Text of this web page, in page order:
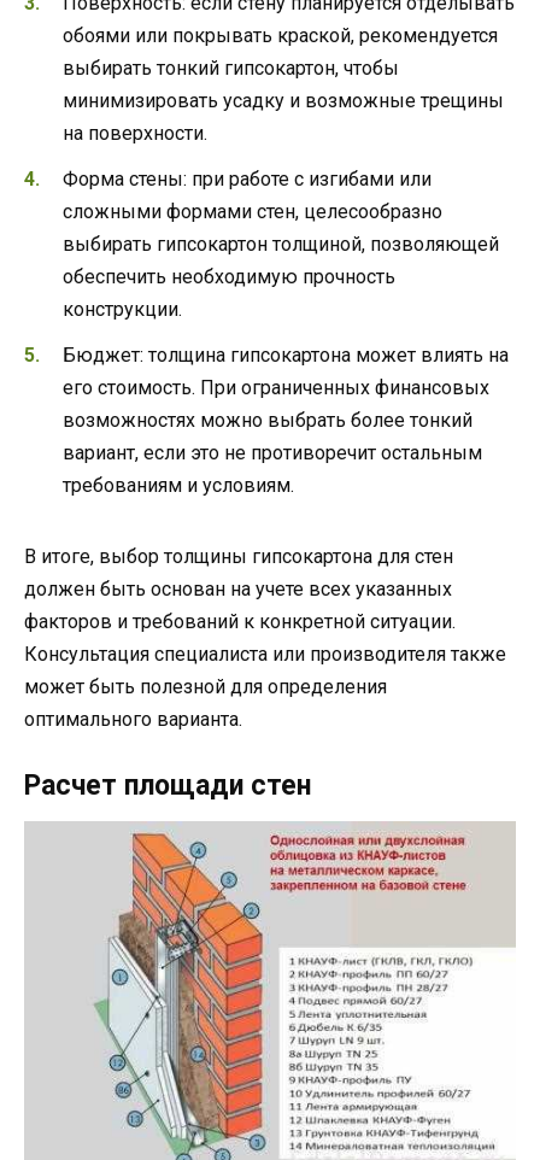
обоями или покрывать краской, рекомендуется
выбирать тонкий гипсокартон, чтобы
минимизировать усадку и возможные трещины
на поверхности.
Форма стены: при работе с изгибами или
сложными формами стен, целесообразно
выбирать гипсокартон толщиной, позволяющей
обеспечить необходимую прочность
конструкции.
Бюджет: толщина гипсокартона может влиять на
его стоимость. При ограниченных финансовых
возможностях можно выбрать более тонкий
вариант, если это не противоречит остальным
требованиям и условиям.
В итоге, выбор толщины гипсокартона для стен
должен быть основан на учете всех указанных
факторов и требований к конкретной ситуации.
Консультация специалиста или производителя также
может быть полезной для определения
оптимального варианта.
Расчет площади стен